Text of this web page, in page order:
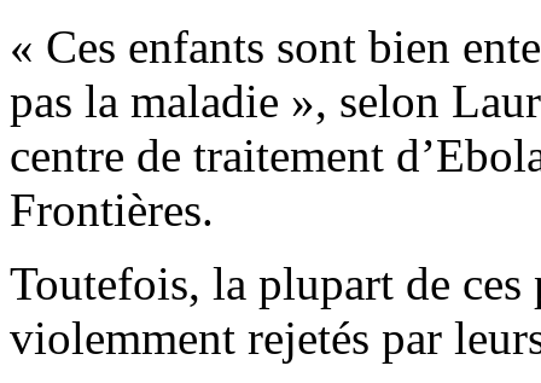
« Ces enfants sont bien
pas la maladie », selon
centre de traitement
Frontières.
Toutefois, la plupart de ces
violemment rejetés par